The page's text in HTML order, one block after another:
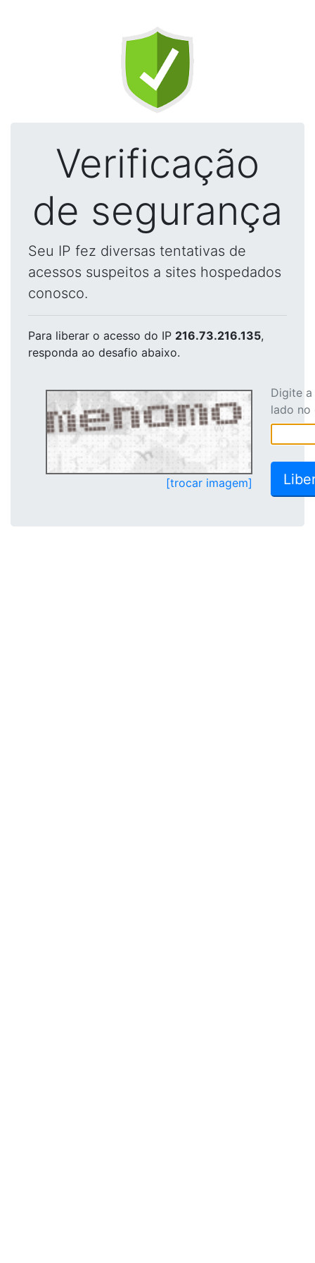
Verificação
de segurança
Seu IP fez diversas tentativas de
acessos suspeitos a sites hospedados
conosco.
Para liberar o acesso do IP 216.73.216.135,
responda ao desafio abaixo.
[trocar imagem]
Digite
lado no